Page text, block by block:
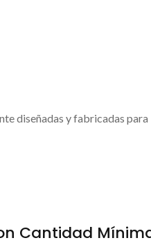
diseñadas y fabricadas
Cantidad